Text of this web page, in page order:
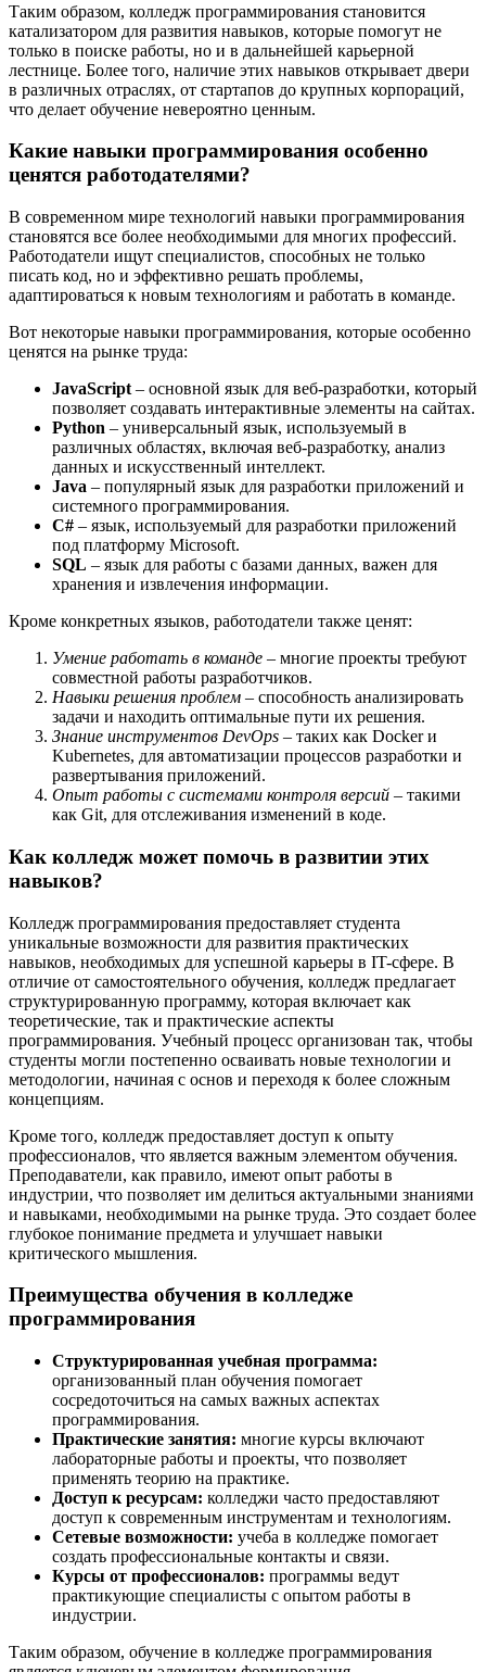
Таким образом, колледж программирования становится
катализатором для развития навыков, которые помогут не
только в поиске работы, но и в дальнейшей карьерной
лестнице. Более того, наличие этих навыков открывает двери
в различных отраслях, от стартапов до крупных корпораций,
что делает обучение невероятно ценным.
Какие навыки программирования особенно
ценятся работодателями?
В современном мире технологий навыки программирования
становятся все более необходимыми для многих профессий.
Работодатели ищут специалистов, способных не только
писать код, но и эффективно решать проблемы,
адаптироваться к новым технологиям и работать в команде.
Вот некоторые навыки программирования, которые особенно
ценятся на рынке труда:
JavaScript – основной язык для веб-разработки, который
позволяет создавать интерактивные элементы на сайтах.
Python – универсальный язык, используемый в
различных областях, включая веб-разработку, анализ
данных и искусственный интеллект.
Java – популярный язык для разработки приложений и
системного программирования.
C# – язык, используемый для разработки приложений
под платформу Microsoft.
SQL – язык для работы с базами данных, важен для
хранения и извлечения информации.
Кроме конкретных языков, работодатели также ценят:
Умение работать в команде – многие проекты требуют
совместной работы разработчиков.
Навыки решения проблем – способность анализировать
задачи и находить оптимальные пути их решения.
Знание инструментов DevOps – таких как Docker и
Kubernetes, для автоматизации процессов разработки и
развертывания приложений.
Опыт работы с системами контроля версий – такими
как Git, для отслеживания изменений в коде.
Как колледж может помочь в развитии этих
навыков?
Колледж программирования предоставляет студента
уникальные возможности для развития практических
навыков, необходимых для успешной карьеры в IT-сфере. В
отличие от самостоятельного обучения, колледж предлагает
структурированную программу, которая включает как
теоретические, так и практические аспекты
программирования. Учебный процесс организован так, чтобы
студенты могли постепенно осваивать новые технологии и
методологии, начиная с основ и переходя к более сложным
концепциям.
Кроме того, колледж предоставляет доступ к опыту
профессионалов, что является важным элементом обучения.
Преподаватели, как правило, имеют опыт работы в
индустрии, что позволяет им делиться актуальными знаниями
и навыками, необходимыми на рынке труда. Это создает более
глубокое понимание предмета и улучшает навыки
критического мышления.
Преимущества обучения в колледже
программирования
Структурированная учебная программа:
организованный план обучения помогает
сосредоточиться на самых важных аспектах
программирования.
Практические занятия: многие курсы включают
лабораторные работы и проекты, что позволяет
применять теорию на практике.
Доступ к ресурсам: колледжи часто предоставляют
доступ к современным инструментам и технологиям.
Сетевые возможности: учеба в колледже помогает
создать профессиональные контакты и связи.
Курсы от профессионалов: программы ведут
практикующие специалисты с опытом работы в
индустрии.
Таким образом, обучение в колледже программирования